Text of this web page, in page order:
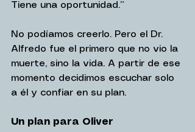
Tiene una oportunidad.”
No podíamos creerlo. Pero el Dr.
Alfredo fue el primero que no vio la
muerte, sino la vida. A partir de ese
momento decidimos escuchar solo
a él y confiar en su plan.
Un plan para Oliver